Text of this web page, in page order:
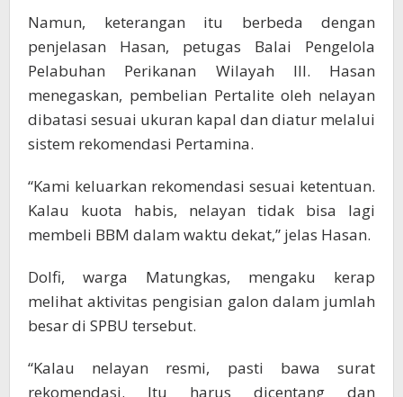
Namun, keterangan itu berbeda dengan
penjelasan Hasan, petugas Balai Pengelola
Pelabuhan Perikanan Wilayah III. Hasan
menegaskan, pembelian Pertalite oleh nelayan
dibatasi sesuai ukuran kapal dan diatur melalui
sistem rekomendasi Pertamina.
“Kami keluarkan rekomendasi sesuai ketentuan.
Kalau kuota habis, nelayan tidak bisa lagi
membeli BBM dalam waktu dekat,” jelas Hasan.
Dolfi, warga Matungkas, mengaku kerap
melihat aktivitas pengisian galon dalam jumlah
besar di SPBU tersebut.
“Kalau nelayan resmi, pasti bawa surat
rekomendasi. Itu harus dicentang dan